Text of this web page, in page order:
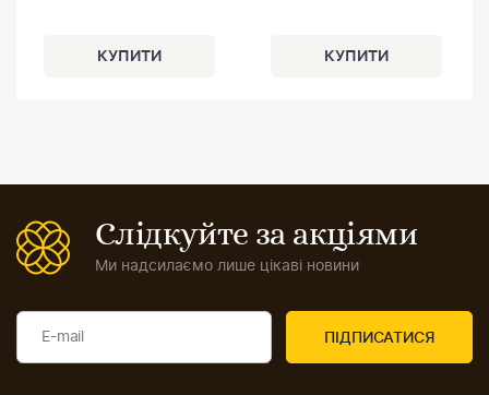
Слідкуйте за акціями
Ми надсилаємо лише цікаві новини